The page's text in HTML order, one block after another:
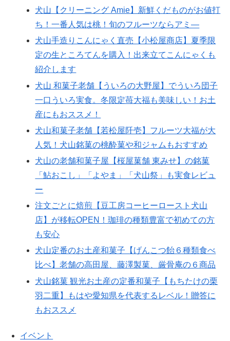
犬山【クリーニング Amie】新鮮くだものがお値打
ち！一番人気は桃！旬のフルーツならアミ―
犬山手造りこんにゃく直売【小松屋商店】夏季限
定の生ところてんを購入！出来立てこんにゃくも
紹介します
犬山 和菓子老舗【ういろの大野屋】でういろ団子
一口ういろ実食。冬限定苺大福も美味しい！お土
産にもおススメ！
犬山和菓子老舗【若松屋阡壱】フルーツ大福が大
人気！犬山銘菓の桃酔菓や和ジャムもおすすめ
犬山の老舗和菓子屋【桜屋菓舗 東みせ】の銘菓
「鮎おこし」「よやま」「犬山祭」も実食レビュ
ー
注文ごとに焙煎【豆工房コーヒーロースト犬山
店】が移転OPEN！珈琲の種類豊富で初めての方
も安心
犬山定番のお土産和菓子【げんこつ飴６種類食べ
比べ】老舗の高田屋、藤澤製菓、厳骨庵の６商品
犬山銘菓 観光お土産の定番和菓子【もちたけの栗
羽二重】もはや愛知県を代表するレベル！贈答に
もおススメ
イベント